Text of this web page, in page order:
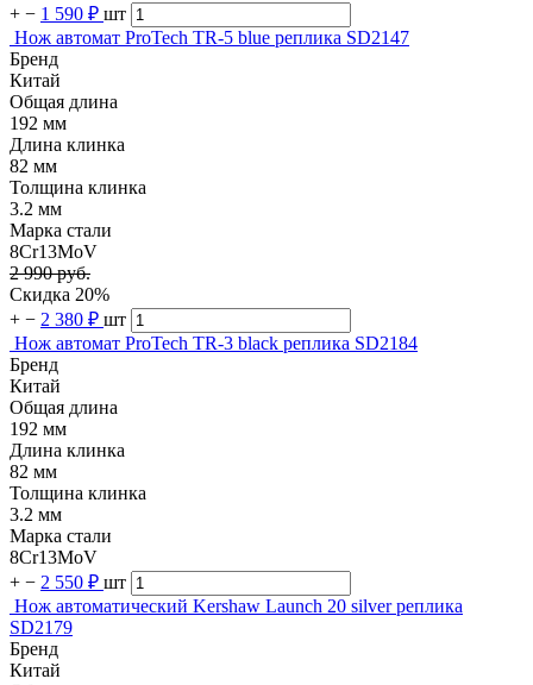
+ − 1 590 ₽ шт
Нож автомат ProTech TR-5 blue реплика SD2147
Бренд
Китай
Общая длина
192 мм
Длина клинка
82 мм
Толщина клинка
3.2 мм
Марка стали
8Cr13MoV
2 990 руб.
Скидка 20%
+ − 2 380 ₽ шт
Нож автомат ProTech TR-3 black реплика SD2184
Бренд
Китай
Общая длина
192 мм
Длина клинка
82 мм
Толщина клинка
3.2 мм
Марка стали
8Cr13MoV
+ − 2 550 ₽ шт
Нож автоматический Kershaw Launch 20 silver реплика
SD2179
Бренд
Китай